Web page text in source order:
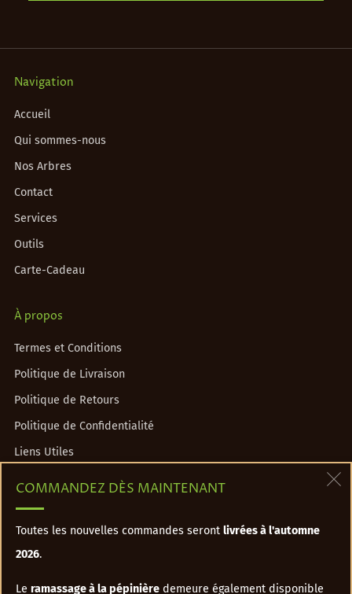
COMMANDEZ DÈS MAINTENANT
Toutes les nouvelles commandes seront livrées à l'automne
2026.
Le ramassage à la pépinière demeure également disponible
Navigation
Accueil
Qui sommes-nous
Nos Arbres
Contact
Services
Outils
Carte-Cadeau
À propos
Termes et Conditions
Politique de Livraison
Politique de Retours
Politique de Confidentialité
Liens Utiles
Contact
info@cassenoisettepepiniere.com
819-227-1052